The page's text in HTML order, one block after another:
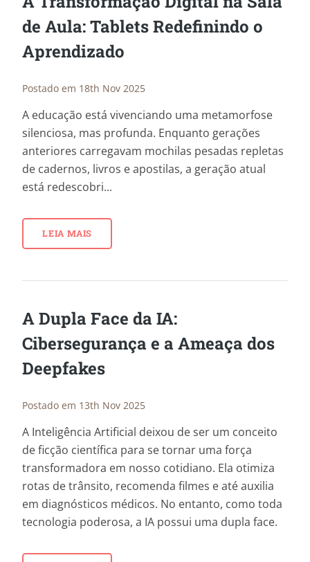
de Aula: Tablets Redefinindo o
Aprendizado
Postado em 18th Nov 2025
A educação está vivenciando uma metamorfose
silenciosa, mas profunda. Enquanto gerações
anteriores carregavam mochilas pesadas repletas
de cadernos, livros e apostilas, a geração atual
está redescobri...
LEIA MAIS
A Dupla Face da IA:
Cibersegurança e a Ameaça dos
Deepfakes
Postado em 13th Nov 2025
A Inteligência Artificial deixou de ser um conceito
de ficção científica para se tornar uma força
transformadora em nosso cotidiano. Ela otimiza
rotas de trânsito, recomenda filmes e até auxilia
em diagnósticos médicos. No entanto, como toda
tecnologia poderosa, a IA possui uma dupla face.